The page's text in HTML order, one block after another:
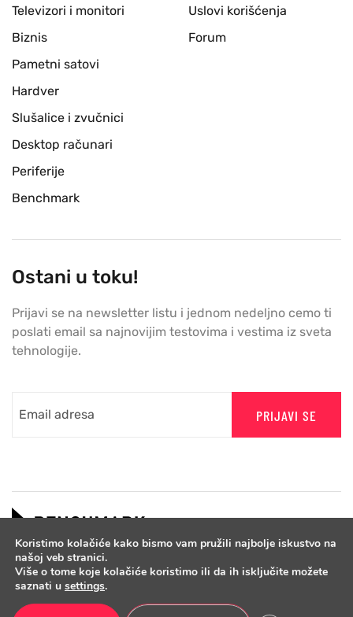
Televizori i monitori
Biznis
Pametni satovi
Hardver
Slušalice i zvučnici
Desktop računari
Periferije
Benchmark
Uslovi korišćenja
Forum
Ostani u toku!
Prijavi se na newsletter listu i jednom nedeljno cemo ti
poslati email sa najnovijim testovima i vestima iz sveta
tehnologije.
PRIJAVI SE
Koristimo kolačiće kako bismo vam pružili najbolje iskustvo na
našoj veb stranici.
Više o tome koje kolačiće koristimo ili da ih isključite možete
saznati u settings.